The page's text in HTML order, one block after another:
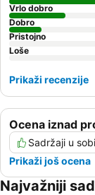
Ocena iznad
Sadržaji u sobi
Prikaži još ocena
Vrlo dobro
Dobro
Pristojno
Loše
Prikaži recenzije
Najvažniji